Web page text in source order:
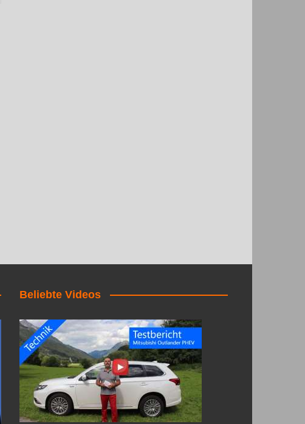
Beliebte Videos